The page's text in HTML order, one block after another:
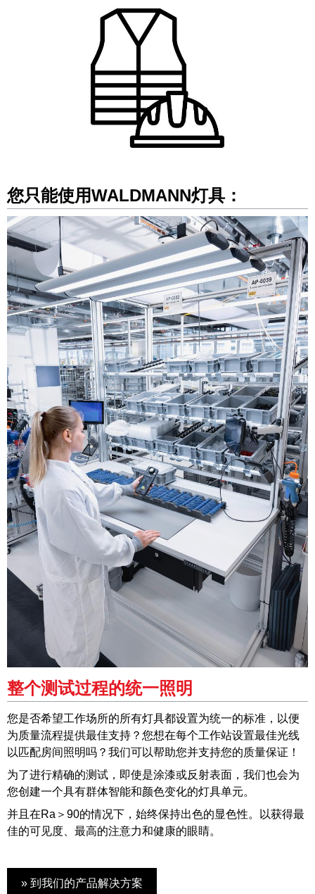
您只能使用WALDMANN灯具：
整个测试过程的统一照明
您是否希望工作场所的所有灯具都设置为统一的标准，以便
为质量流程提供最佳支持？您想在每个工作站设置最佳光线
以匹配房间照明吗？我们可以帮助您并支持您的质量保证！
为了进行精确的测试，即使是涂漆或反射表面，我们也会为
您创建一个具有群体智能和颜色变化的灯具单元。
并且在Ra＞90的情况下，始终保持出色的显色性。以获得最
佳的可见度、最高的注意力和健康的眼睛。
» 到我们的产品解决方案